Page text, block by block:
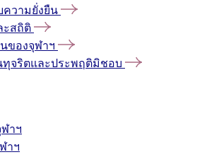
ความยั่งยืน
ะสถิติ
ของจุฬาฯ
ทุจริตและประพฤติมิชอบ
าฯ
าฯ